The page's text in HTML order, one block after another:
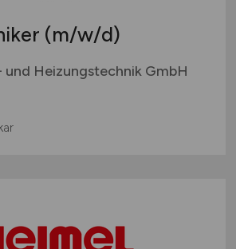
(m/w/d)
Heizungstechnik GmbH